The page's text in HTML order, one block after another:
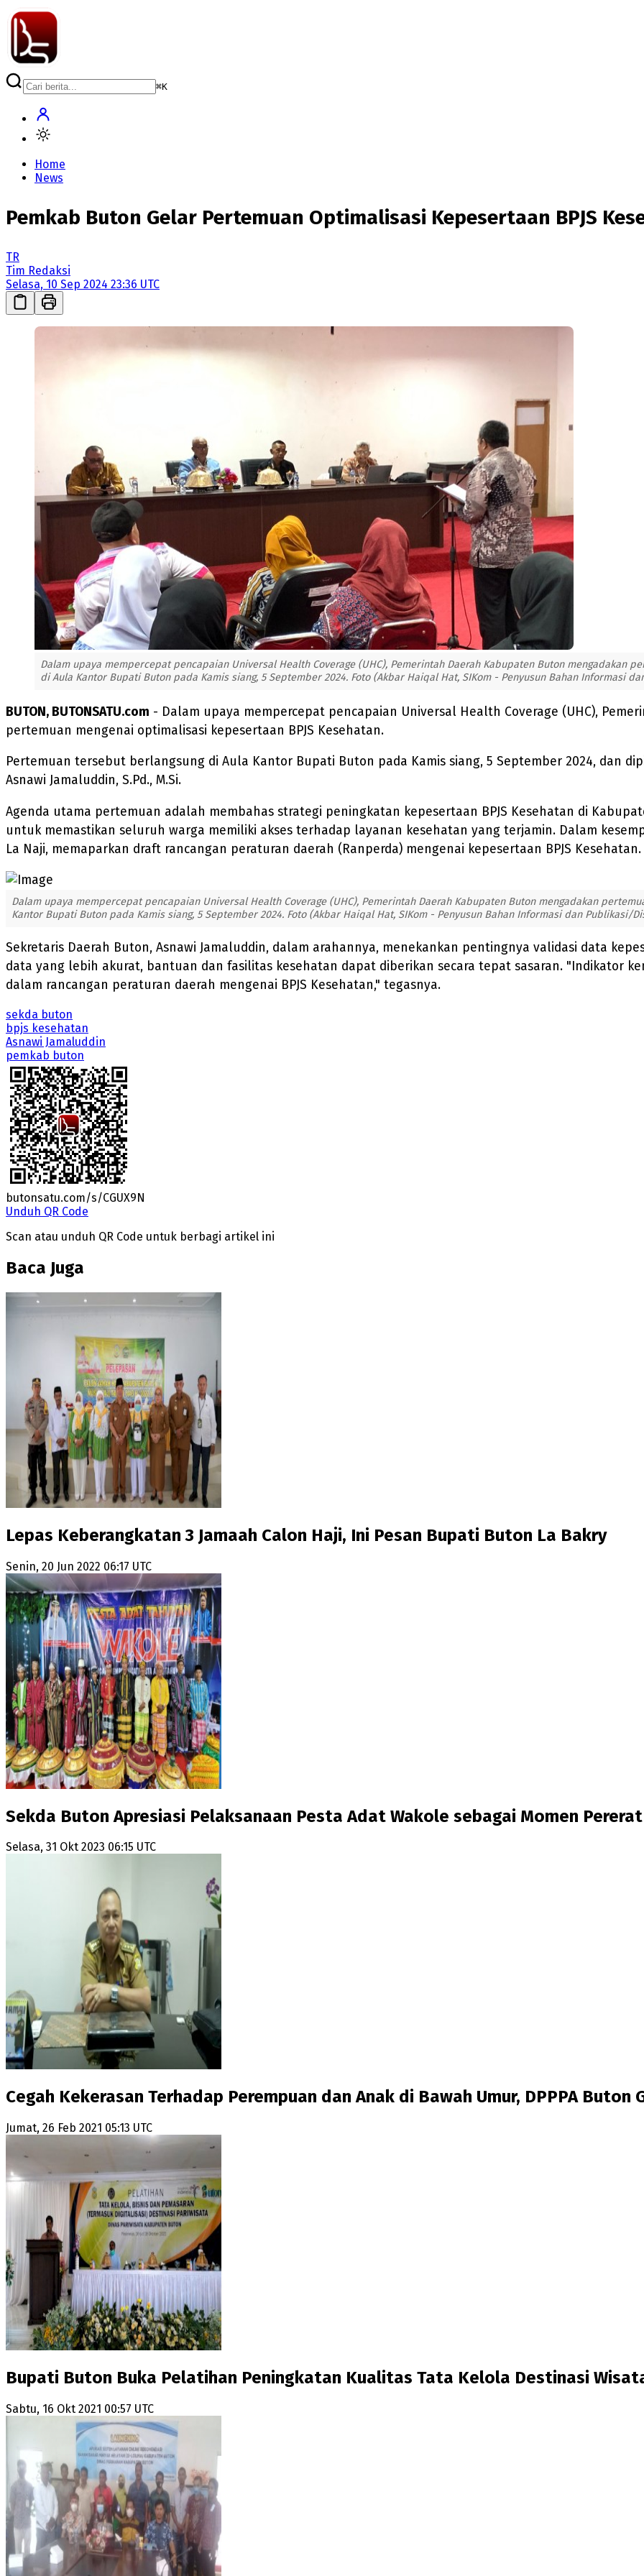
⌘K
Home
News
Pemkab Buton Gelar Pertemuan Optimalisasi Kepesertaan BPJS
TR
Tim Redaksi
Selasa, 10 Sep 2024 23:36 UTC
Dalam upaya mempercepat pencapaian Universal Health Coverage (UHC), Pemerintah Daerah Kabupaten Buton mengadakan
di Aula Kantor Bupati Buton pada Kamis siang, 5 September 2024. Foto (Akbar Haiqal Hat, SIKom - Penyusun Bahan Informasi
BUTON, BUTONSATU.com - Dalam upaya mempercepat pencapaian Universal Health Coverage (UHC),
pertemuan mengenai optimalisasi kepesertaan BPJS Kesehatan.
Pertemuan tersebut berlangsung di Aula Kantor Bupati Buton pada Kamis siang, 5 September 2024, dan
Asnawi Jamaluddin, S.Pd., M.Si.
Agenda utama pertemuan adalah membahas strategi peningkatan kepesertaan BPJS Kesehatan di
untuk memastikan seluruh warga memiliki akses terhadap layanan kesehatan yang terjamin. Dalam
La Naji, memaparkan draft rancangan peraturan daerah (Ranperda) mengenai kepesertaan BPJS Kesehatan.
Dalam upaya mempercepat pencapaian Universal Health Coverage (UHC), Pemerintah Daerah Kabupaten Buton mengadakan
Kantor Bupati Buton pada Kamis siang, 5 September 2024. Foto (Akbar Haiqal Hat, SIKom - Penyusun Bahan Informasi dan Publikasi/
Sekretaris Daerah Buton, Asnawi Jamaluddin, dalam arahannya, menekankan pentingnya validasi data
data yang lebih akurat, bantuan dan fasilitas kesehatan dapat diberikan secara tepat sasaran. "Indikator
dalam rancangan peraturan daerah mengenai BPJS Kesehatan," tegasnya.
sekda buton
bpjs kesehatan
Asnawi Jamaluddin
pemkab buton
butonsatu.com/s/CGUX9N
Unduh QR Code
Scan atau unduh QR Code untuk berbagi artikel ini
Baca Juga
Lepas Keberangkatan 3 Jamaah Calon Haji, Ini Pesan Bupati Buton La Bakry
Senin, 20 Jun 2022 06:17 UTC
Sekda Buton Apresiasi Pelaksanaan Pesta Adat Wakole sebagai Momen
Selasa, 31 Okt 2023 06:15 UTC
Cegah Kekerasan Terhadap Perempuan dan Anak di Bawah Umur, DPPPA Buton
Jumat, 26 Feb 2021 05:13 UTC
Bupati Buton Buka Pelatihan Peningkatan Kualitas Tata Kelola Destinasi
Sabtu, 16 Okt 2021 00:57 UTC